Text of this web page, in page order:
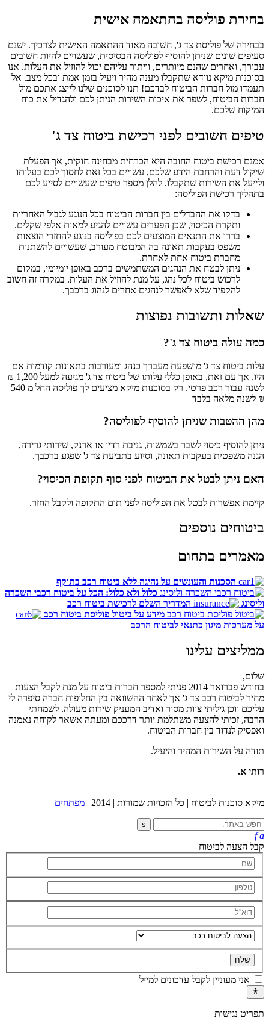
בחירת פוליסה בהתאמה אישית
בבחירה של פוליסת צד ג', חשובה מאוד ההתאמה האישית לצרכיך. ישנם
סעיפים שונים שניתן להוסיף לפוליסה הבסיסית, שעשויים להיות חשובים
עבורך, ואחרים שהנם מיותרים, וויתור עליהם יכול להוזיל את העלות. אנו
בסוכנות מיקא נוודא שתקבלו מענה מהיר ויעיל בזמן אמת ובכל מצב. אל
תעמדו מול חברות הביטוח לבדכם! תנו לסוכנים שלנו לייצג אתכם מול
חברות הביטוח, לשפר את איכות השירות הניתן לכם ולהגדיל את כוח
המיקוח שלכם.
טיפים חשובים לפני רכישת ביטוח צד ג'
אמנם רכישת ביטוח החובה היא הכרחית מבחינה חוקית, אך הפעלת
שיקול דעת והרחבת הידע שלכם, עשויים בכל זאת לחסוך לכם בעלותו
ולייעל את השירות שתקבלו. להלן מספר טיפים שעשויים לסייע לכם
בתהליך רכישת הפוליסה:
בדקו את ההבדלים בין חברות הביטוח בכל הנוגע לגבול האחריות
ותקרת הכיסוי, שכן הפערים עשויים להגיע למאות אלפי שקלים.
בררו את התנאים המוצעים לכם בפוליסה בנוגע להחזרי הוצאות
משפט בעקבות תאונה בה המבוטח מעורב, שעשויים להשתנות
מחברת ביטוח אחת לאחרת.
ניתן לבטח את הנהגים המשתמשים ברכב באופן יומיומי, במקום
לרכוש ביטוח לכל נהג, על מנת להוזיל את העלות. במקרה זה חשוב
להקפיד שלא לאפשר לנהגים אחרים לנהוג ברכבך.
שאלות ותשובות נפוצות
כמה עולה ביטוח צד ג'?
עלות ביטוח צד ג' מושפעת מעברך כנהג ומעורבות בתאונות קודמות אם
היו, אך עם זאת, באופן כללי עלותו של ביטוח צד ג' מגיעה למעל 1,200 ₪
לשנה עבור רכב פרטי. רק בסוכנות מיקא מציעים לך פוליסה החל מ 540
₪ לשנה מלאה בלבד
מהן ההטבות שניתן להוסיף לפוליסה?
ניתן להוסיף כיסוי לשבר בשמשות, גניבת רדיו או ארנק, שירותי גרירה,
הגנה משפטית בעקבות תאונה, וסיוע בתביעת צד ג' שפגע ברכבך.
האם ניתן לבטל את הביטוח לפני סוף תקופת הכיסוי?
קיימת אפשרות לבטל את הפוליסה לפני תום התקופה ולקבל החזר.
ביטוחים נוספים
מאמרים בתחום
הסכנות והעונשים על נהיגה ללא ביטוח רכב בתוקף
כלול ולא כלול: הכל על ביטוח רכבי השכרה
וליסינג
המדריך השלם לרכישת ביטוח רכב
מידע על ביטול פוליסת ביטוח רכב
על מערכות מיגון כתנאי לביטוח הרכב
ממליצים עלינו
שלום,
בחודש פברואר 2014 פניתי למספר חברות ביטוח על מנת לקבל הצעות
מחיר לביטוח רכב צד ג' אך לאחר ההשוואה בין החלופות חברה סיפרה לי
עליכם ווכן גיליתי צוות מסור ואדיב המעניק שירות מעולה. לשמחתי
הרבה, זכיתי להצעה משתלמת יותר דרככם ומעתה אשאר לקוחה נאמנה
ואפסיק לנדוד בין חברות הביטוח.
תודה על השירות המהיר והיעיל.
רותי א.
מיקא סוכנות לביטוח | כל הזכויות שמורות | 2014 | מפתחים
s
f a
קבל הצעה לביטוח
אני מעוניין לקבל עדכונים למייל
תפריט נגישות